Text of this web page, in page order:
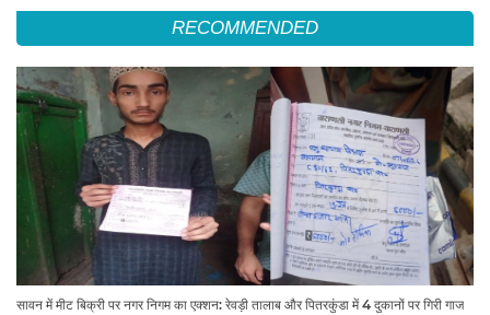
RECOMMENDED
सावन में मीट बिक्री पर नगर निगम का एक्शन: रेवड़ी तालाब और पितरकुंडा में 4 दुकानों पर गिरी गाज